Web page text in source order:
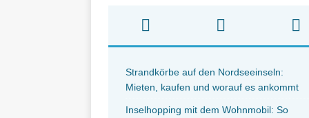
Strandkörbe auf den Nordseeinseln:
Mieten, kaufen und worauf es ankommt
Inselhopping mit dem Wohnmobil: So